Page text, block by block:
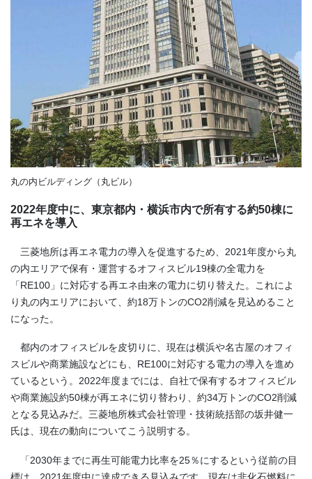
丸の内ビルディング（丸ビル）
2022年度中に、東京都内・横浜市内で所有する約50棟に
再エネを導入
三菱地所は再エネ電力の導入を促進するため、 2021年度から丸
の内エリアで保有・運営するオフィスビル19棟の全電力を
「RE100 」に対応する再エネ由来の電力に切り替えた。これによ
り丸の内エリアにおいて、約18万トンのCO2削減を見込めること
になった。
都内のオフィスビルを皮切りに、現在は横浜や名古屋のオフィ
スビルや商業施設などにも、 RE100に対応する電力の導入を進め
ているという。 2022年度までには、自社で保有するオフィスビル
や商業施設約50棟が再エネに切り替わり、約34万トンのCO2削減
となる見込みだ。三菱地所株式会社管理・技術統括部の坂井健一
氏は、現在の動向についてこう説明する。
「2030年までに再生可能電力比率を25％にするという従前の目